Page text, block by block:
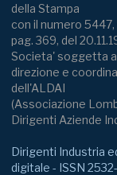
della Stampa
con il numero 5447,
pag. 369, del
Societa' soggetta
direzione e
dell'ALDAI
(Associazione
Dirigenti Aziende
Dirigenti Industria
digitale - ISSN